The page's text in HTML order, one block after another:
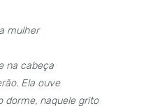
mulher
na cabeça
Ela ouve
dorme, naquele grito